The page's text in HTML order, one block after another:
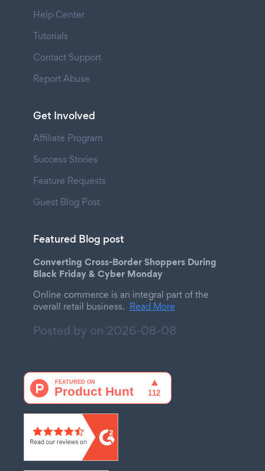
Help Center
Tutorials
Contact Support
Report Abuse
Get Involved
Affiliate Program
Success Stories
Feature Requests
Guest Blog Post
Featured Blog post
Converting Cross-Border Shoppers During
Black Friday & Cyber Monday
Online commerce is an integral part of the
overall retail business. Read More
Posted by on 2026-08-08